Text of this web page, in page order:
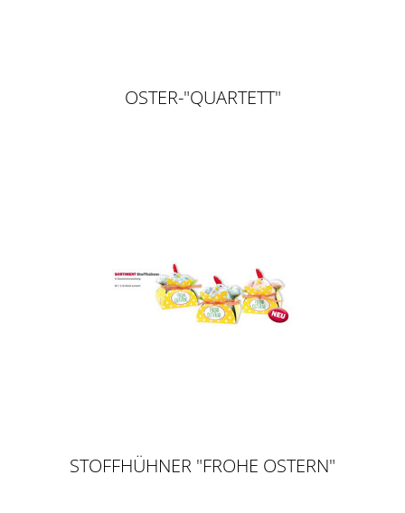
OSTER-"QUARTETT"
STOFFHÜHNER "FROHE OSTERN"